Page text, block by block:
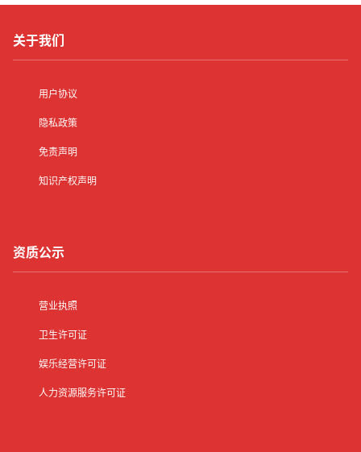
关于我们
用户协议
隐私政策
免责声明
知识产权声明
资质公示
营业执照
卫生许可证
娱乐经营许可证
人力资源服务许可证